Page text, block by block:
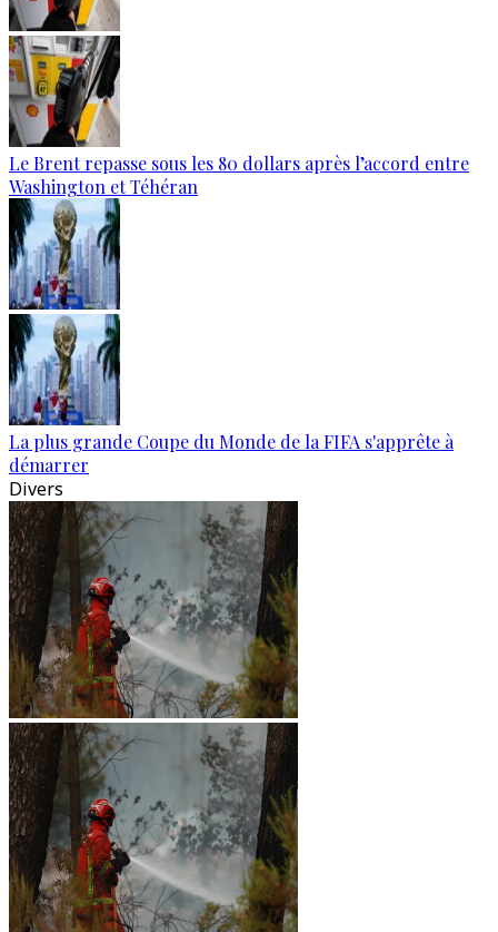
Le Brent repasse sous les 80 dollars après l’accord entre
Washington et Téhéran
La plus grande Coupe du Monde de la FIFA s'apprête à
démarrer
Divers